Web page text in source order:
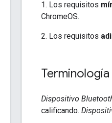
1. Los requisitos
ChromeOS.
2. Los requisitos
Terminología
Dispositivo
calificando.